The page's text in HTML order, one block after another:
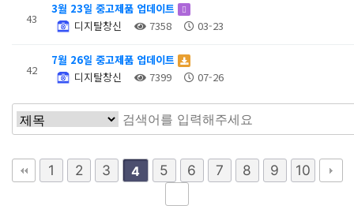
43
3월 23일 중고제품 업데이트
디지탈창신
7358 03-23
42
7월 26일 중고제품 업데이트
디지탈창신
7399 07-26
1 2 3 4 5 6 7 8 9 10